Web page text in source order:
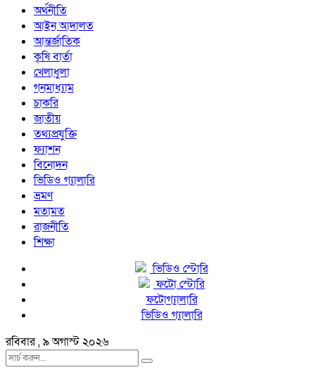
অর্থনীতি
আইন আদালত
আন্তর্জাতিক
কৃষি বার্তা
খেলাধুলা
গনমাধ্যাম
চাকরি
জাতীয়
তথ্যপ্রযুক্তি
ফ্যাশন
বিনোদন
ভিডিও গ্যালারি
ভ্রমণ
মতামত
রাজনীতি
শিক্ষা
ভিডিও স্টোরি
ফটো স্টোরি
ফটোগ্যালারি
ভিডিও গ্যালারি
রবিবার , ৯ অগাস্ট ২০২৬